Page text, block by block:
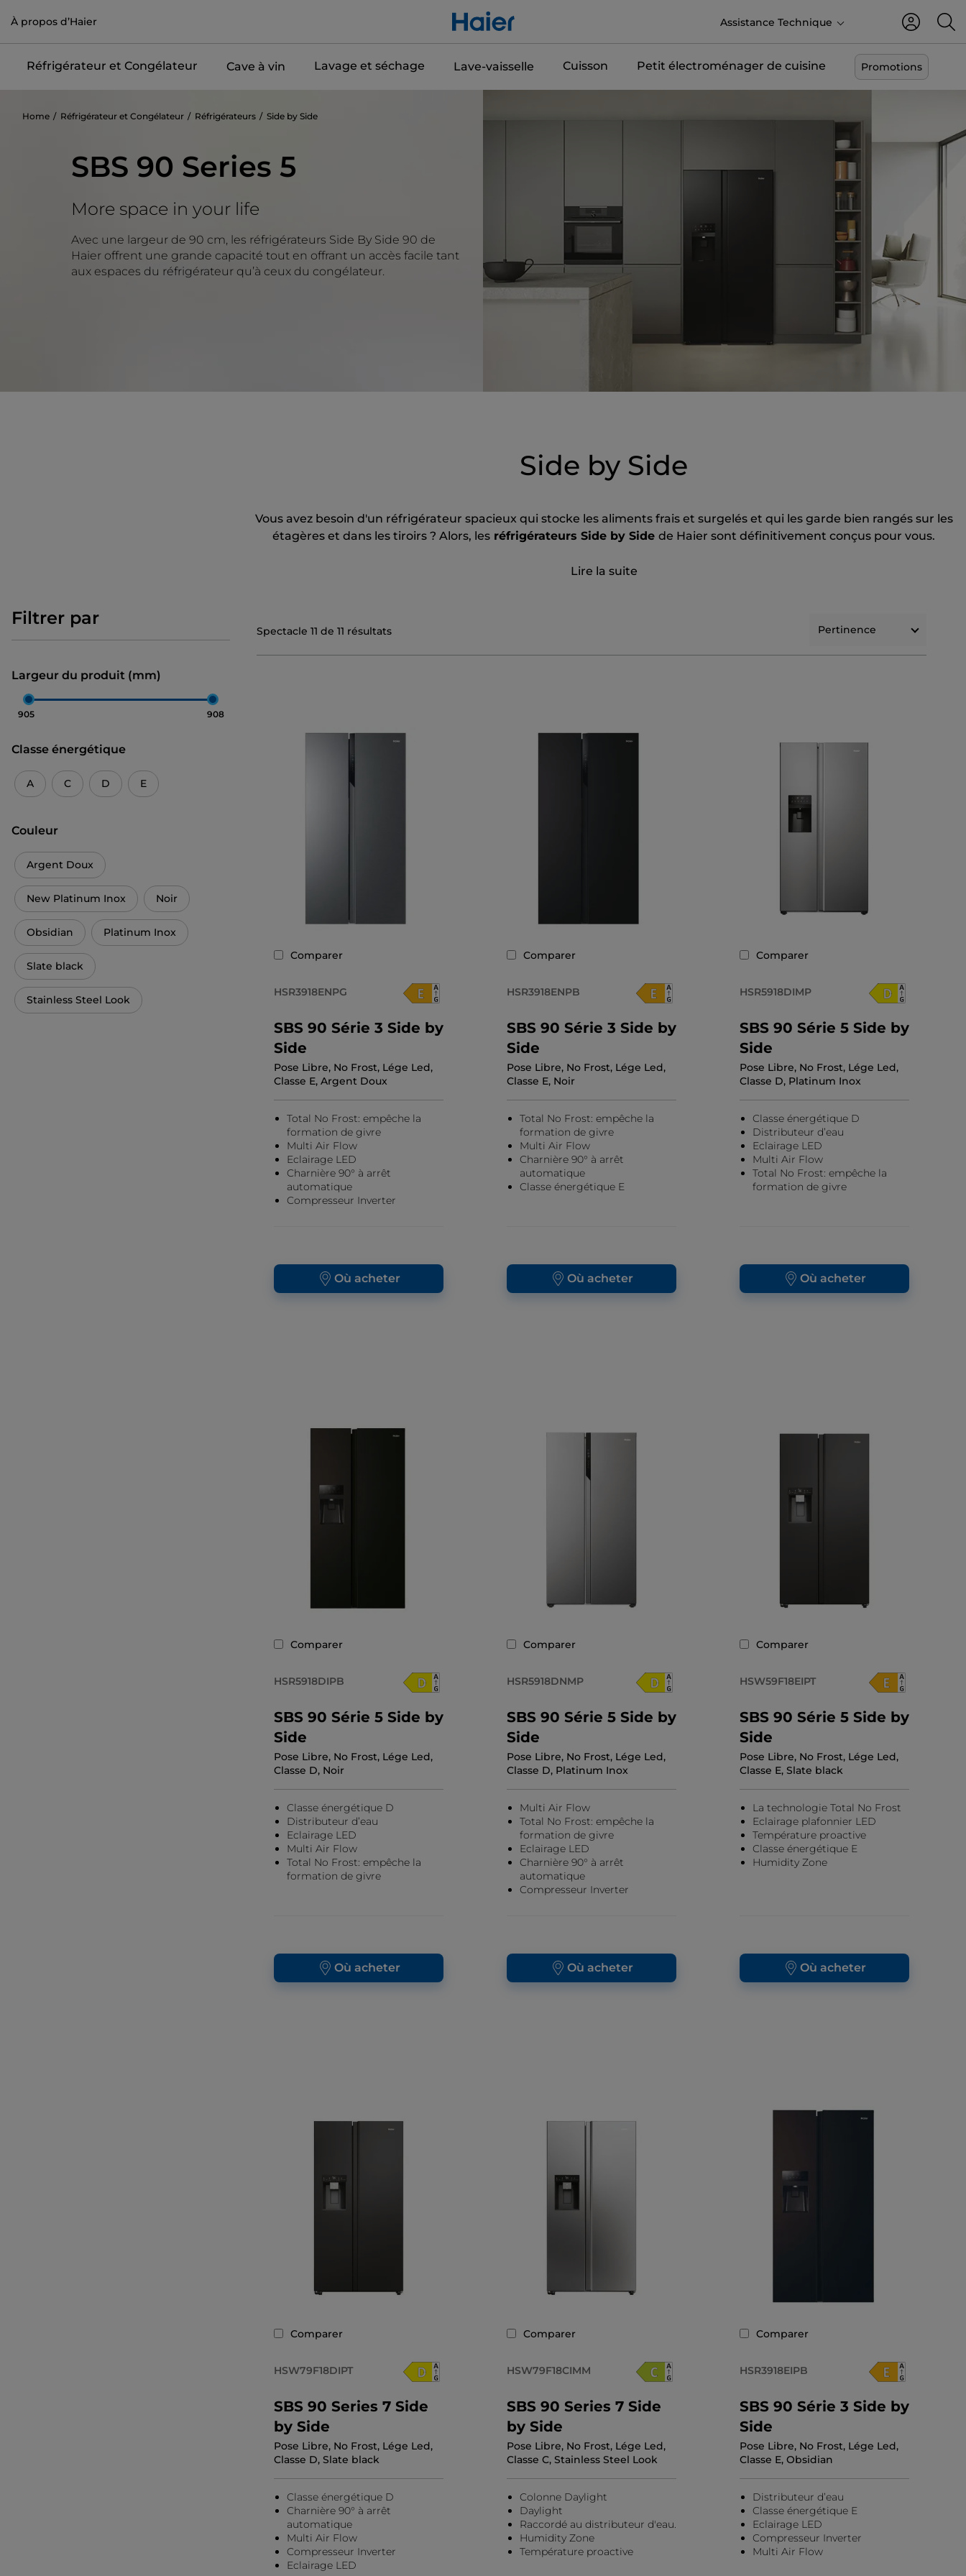
À propos d’Haier Assistance Technique
Réfrigérateur et Congélateur Cave à vin Lavage et séchage Lave-vaisselle Cuisson Petit électroménager de cuisine Promotions
Home Réfrigérateur et Congélateur Réfrigérateurs Side by Side
SBS 90 Series 5
More space in your life
Avec une largeur de 90 cm, les réfrigérateurs Side By Side 90 de
Haier offrent une grande capacité tout en offrant un accès facile tant
aux espaces du réfrigérateur qu’à ceux du congélateur.
Side by Side
Vous avez besoin d'un réfrigérateur spacieux qui stocke les aliments frais et surgelés et qui les garde bien rangés sur les
étagères et dans les tiroirs ? Alors, les réfrigérateurs Side by Side de Haier sont définitivement conçus pour vous.
Lire la suite
Filtrer par
Largeur du produit (mm)
905 908
Classe énergétique
A C D E
Couleur
Argent Doux
New Platinum Inox Noir
Obsidian Platinum Inox
Slate black
Stainless Steel Look
Spectacle 11 de 11 résultats Pertinence
Comparer
HSR3918ENPG
SBS 90 Série 3 Side by
Side
Pose Libre, No Frost, Lége Led,
Classe E, Argent Doux
Total No Frost: empêche la
formation de givre
Multi Air Flow
Eclairage LED
Charnière 90° à arrêt
automatique
Compresseur Inverter
Où acheter
Comparer
HSR3918ENPB
SBS 90 Série 3 Side by
Side
Pose Libre, No Frost, Lége Led,
Classe E, Noir
Total No Frost: empêche la
formation de givre
Multi Air Flow
Charnière 90° à arrêt
automatique
Classe énergétique E
Où acheter
Comparer
HSR5918DIMP
SBS 90 Série 5 Side by
Side
Pose Libre, No Frost, Lége Led,
Classe D, Platinum Inox
Classe énergétique D
Distributeur d’eau
Eclairage LED
Multi Air Flow
Total No Frost: empêche la
formation de givre
Où acheter
Comparer
HSR5918DIPB
SBS 90 Série 5 Side by
Side
Pose Libre, No Frost, Lége Led,
Classe D, Noir
Classe énergétique D
Distributeur d’eau
Eclairage LED
Multi Air Flow
Total No Frost: empêche la
formation de givre
Où acheter
Comparer
HSR5918DNMP
SBS 90 Série 5 Side by
Side
Pose Libre, No Frost, Lége Led,
Classe D, Platinum Inox
Multi Air Flow
Total No Frost: empêche la
formation de givre
Eclairage LED
Charnière 90° à arrêt
automatique
Compresseur Inverter
Où acheter
Comparer
HSW59F18EIPT
SBS 90 Série 5 Side by
Side
Pose Libre, No Frost, Lége Led,
Classe E, Slate black
La technologie Total No Frost
Eclairage plafonnier LED
Température proactive
Classe énergétique E
Humidity Zone
Où acheter
Comparer
HSW79F18DIPT
SBS 90 Series 7 Side
by Side
Pose Libre, No Frost, Lége Led,
Classe D, Slate black
Classe énergétique D
Charnière 90° à arrêt
automatique
Multi Air Flow
Compresseur Inverter
Eclairage LED
Comparer
HSW79F18CIMM
SBS 90 Series 7 Side
by Side
Pose Libre, No Frost, Lége Led,
Classe C, Stainless Steel Look
Colonne Daylight
Daylight
Raccordé au distributeur d'eau.
Humidity Zone
Température proactive
Comparer
HSR3918EIPB
SBS 90 Série 3 Side by
Side
Pose Libre, No Frost, Lége Led,
Classe E, Obsidian
Distributeur d’eau
Classe énergétique E
Eclairage LED
Compresseur Inverter
Multi Air Flow